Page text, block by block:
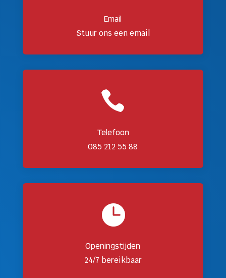
Email
Stuur ons een email

Telefoon
085 212 55 88

Openingstijden
24/7 bereikbaar